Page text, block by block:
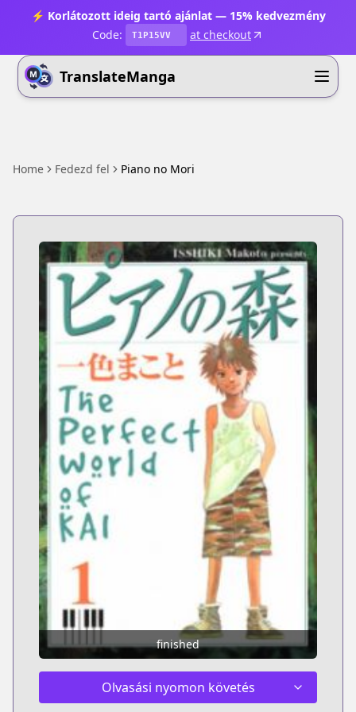
⚡ Korlátozott ideig tartó ajánlat — 15% kedvezmény
Code:
T1P15VV at checkout
TranslateManga
Home Fedezd fel Piano no Mori
finished
Olvasási nyomon követés